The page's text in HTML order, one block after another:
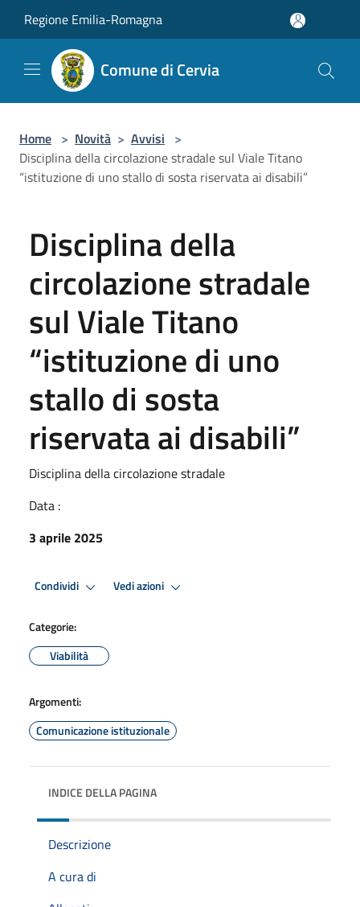
Regione Emilia-Romagna
Comune di Cervia
Home > Novità > Avvisi >
Disciplina della circolazione stradale sul Viale Titano
“istituzione di uno stallo di sosta riservata ai disabili”
Disciplina della
circolazione stradale
sul Viale Titano
“istituzione di uno
stallo di sosta
riservata ai disabili”
Disciplina della circolazione stradale
Data :
3 aprile 2025
Condividi Vedi azioni
Categorie:
Viabilità
Argomenti:
Comunicazione istituzionale
INDICE DELLA PAGINA
Descrizione
A cura di